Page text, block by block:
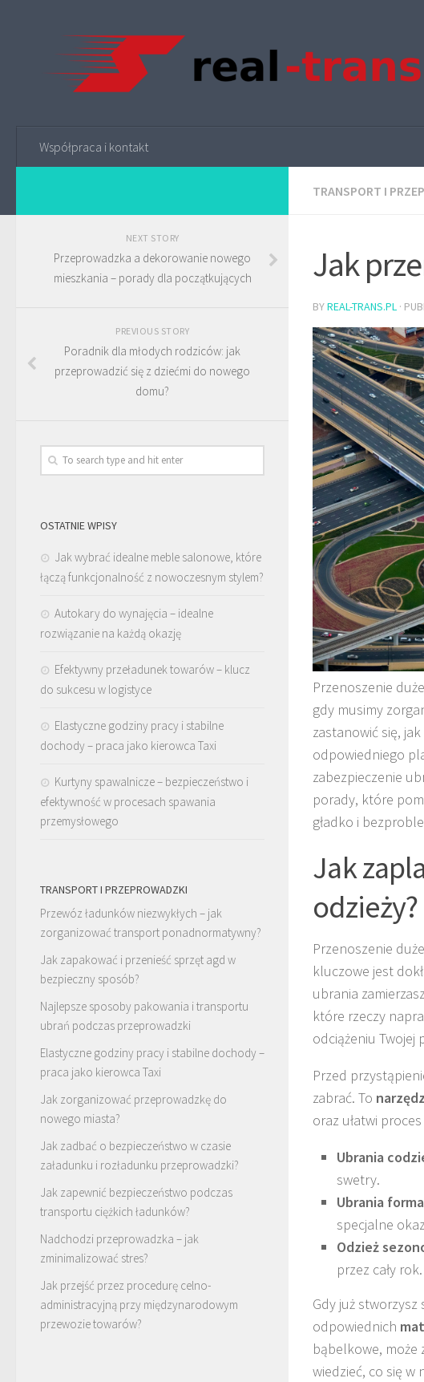
Współpraca i kontakt
TRANSPORT I
Jak
BYREAL-TRANS.PL ·
Przenoszenie
gdy musimy
zastanowić się,
odpowiedniego
zabezpieczenie
porady, które
gładko i
Jak
odzieży?
Przenoszenie
kluczowe jest
ubrania
które rzeczy
odciążeniu Twojej
Przed
zabrać. To
oraz ułatwi
Ubrania
swetry.
Ubrania
specjalne
Odzież
przez cały rok.
Gdy już
odpowiednich
bąbelkowe, może
wiedzieć, co się w
NEXT STORY
Przeprowadzka a dekorowanie nowego
mieszkania – porady dla początkujących
PREVIOUS STORY
Poradnik dla młodych rodziców: jak
przeprowadzić się z dziećmi do nowego
domu?
OSTATNIE WPISY
Jak wybrać idealne meble salonowe, które
łączą funkcjonalność z nowoczesnym stylem?
Autokary do wynajęcia – idealne
rozwiązanie na każdą okazję
Efektywny przeładunek towarów – klucz
do sukcesu w logistyce
Elastyczne godziny pracy i stabilne
dochody – praca jako kierowca Taxi
Kurtyny spawalnicze – bezpieczeństwo i
efektywność w procesach spawania
przemysłowego
TRANSPORT I PRZEPROWADZKI
Przewóz ładunków niezwykłych – jak
zorganizować transport ponadnormatywny?
Jak zapakować i przenieść sprzęt agd w
bezpieczny sposób?
Najlepsze sposoby pakowania i transportu
ubrań podczas przeprowadzki
Elastyczne godziny pracy i stabilne dochody –
praca jako kierowca Taxi
Jak zorganizować przeprowadzkę do
nowego miasta?
Jak zadbać o bezpieczeństwo w czasie
załadunku i rozładunku przeprowadzki?
Jak zapewnić bezpieczeństwo podczas
transportu ciężkich ładunków?
Nadchodzi przeprowadzka – jak
zminimalizować stres?
Jak przejść przez procedurę celno-
administracyjną przy międzynarodowym
przewozie towarów?